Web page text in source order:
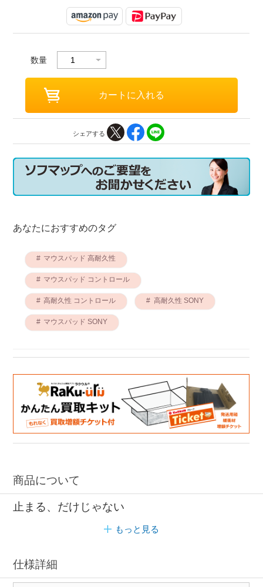
数量
シェアする
あなたにおすすめのタグ
マウスパッド 高耐久性
マウスパッド コントロール
高耐久性 コントロール 高耐久性 SONY
マウスパッド SONY
商品について
止まる、だけじゃない
もっと見る
仕様詳細